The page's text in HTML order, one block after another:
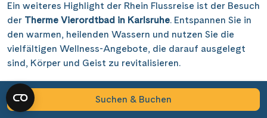
Ein weiteres Highlight der Rhein Flussreise ist der Besuch
der Therme Vierordtbad in Karlsruhe. Entspannen Sie in
den warmen, heilenden Wassern und nutzen Sie die
vielfältigen Wellness-Angebote, die darauf ausgelegt
sind, Körper und Geist zu revitalisieren.
Unsere Wellness- und Erholungsreise Flusskreuzfahrten
bieten eine perfekte Mischung aus entspannenden
Aktivitäten und kulturellen Ausflügen, um Ihnen ein
Nächste Reisedaten
19 Dezember 2026
21 Dezember 2026
Verfügbar Auf Anfrage Ausgebucht
Nächste Reisedaten
17 Februar 2027
21 Februar 2027
Verfügbar Auf Anfrage Ausgebucht
Nächste Reisedaten
2 April 2027
14 September 2027
Verfügbar Auf Anfrage Ausgebucht
Nächste Reisedaten
19 April 2027
31 Mai 2027
27 September 2027
Verfügbar Auf Anfrage Ausgebucht
Suchen & Buchen
Reiseart
Abfahrtshafen